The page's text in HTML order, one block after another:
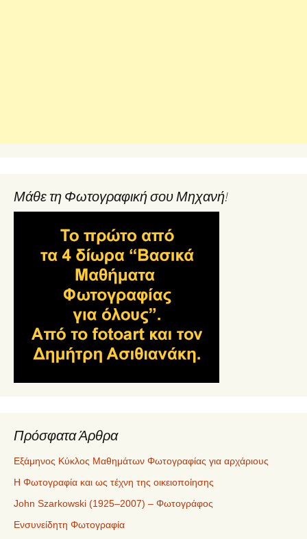
Μάθε τη Φωτογραφική σου Μηχανή!
Πρόσφατα Άρθρα
Εξάμηνος Κύκλος Μαθημάτων Φωτογραφίας για αρχάριους
Η Φωτογραφία και ως τέχνη της οικειοποίησης
John Szarkowski (1925–2007) – Φωτογράφος
Ενσυνείδητη Φωτογραφία